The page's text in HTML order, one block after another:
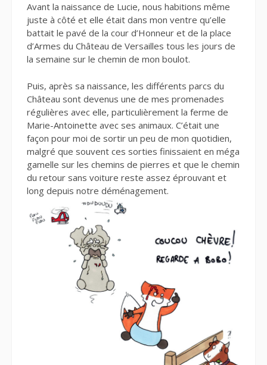
Avant la naissance de Lucie, nous habitions même
juste à côté et elle était dans mon ventre qu’elle
battait le pavé de la cour d’Honneur et de la place
d’Armes du Château de Versailles tous les jours de
la semaine sur le chemin de mon boulot.
Puis, après sa naissance, les différents parcs du
Château sont devenus une de mes promenades
régulières avec elle, particulièrement la ferme de
Marie-Antoinette avec ses animaux. C’était une
façon pour moi de sortir un peu de mon quotidien,
malgré que souvent ces sorties finissaient en méga
gamelle sur les chemins de pierres et que le chemin
du retour sans voiture reste assez éprouvant et
long depuis notre déménagement.